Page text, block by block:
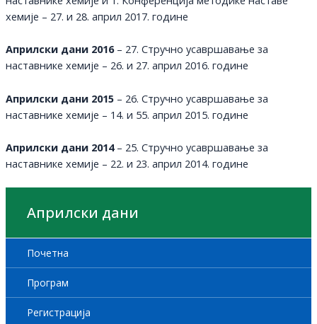
Априлски дани
Почетна
Програм
Регистрација
хемије – 27. и 28. април 2017. године
Априлски дани 2016– 27. Стручно усавршавање за
наставнике хемије – 26. и 27. април 2016. године
Априлски дани 2015– 26. Стручно усавршавање за
наставнике хемије – 14. и 55. април 2015. године
Априлски дани 2014– 25. Стручно усавршавање за
наставнике хемије – 22. и 23. април 2014. године